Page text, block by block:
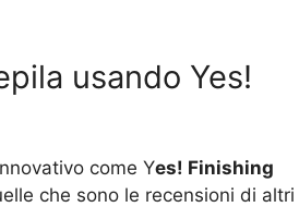
usando Yes!
come Yes! Finishing
che sono le recensioni di altri